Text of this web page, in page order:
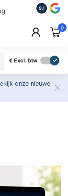
ISO
2.500+
9.1
0
€ Excl. btw
onze nieuwe